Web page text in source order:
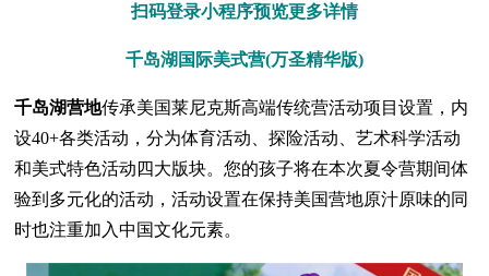
扫码登录小程序预览更多详情
千岛湖国际美式营(万圣精华版)
千岛湖营地传承美国莱尼克斯高端传统营活动项目设置，内
设40+各类活动，分为体育活动、探险活动、艺术科学活动
和美式特色活动四大版块。您的孩子将在本次夏令营期间体
验到多元化的活动，活动设置在保持美国营地原汁原味的同
时也注重加入中国文化元素。